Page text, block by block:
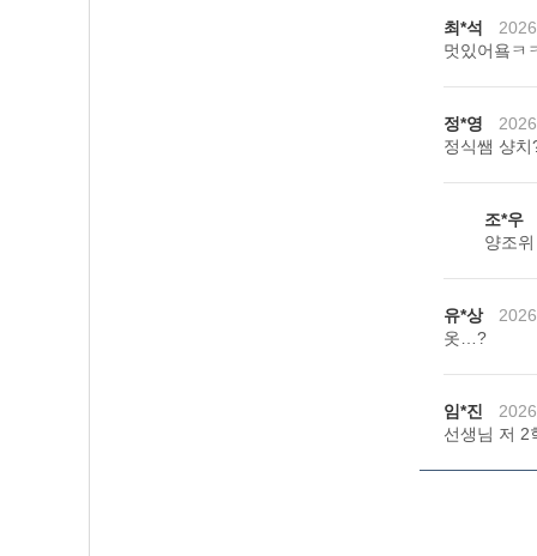
최*석
멋있어욬ㅋ
정*영
정식쌤 샹
조*우
양조위
유*상
옷…?
임*진
선생님 저 2